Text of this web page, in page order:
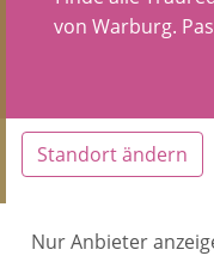
von Warburg.
Standort ändern
Nur Anbieter